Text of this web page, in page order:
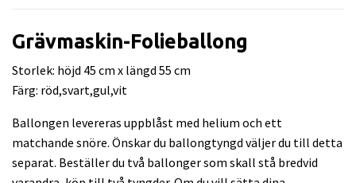
Grävmaskin-Folieballong
Storlek: höjd 45 cm x längd 55 cm
Färg: röd,svart,gul,vit
Ballongen levereras uppblåst med helium och ett
matchande snöre. Önskar du ballongtyngd väljer du till detta
separat. Beställer du två ballonger som skall stå bredvid